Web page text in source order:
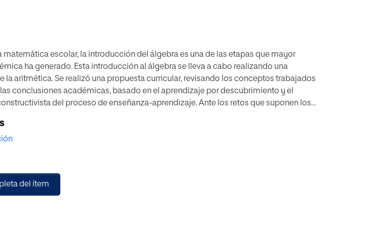
matemática escolar, la introducción del álgebra es una de las etapas que mayor
ha generado. Esta introducción al álgebra se lleva a cabo realizando una
la aritmética. Se realizó una propuesta curricular, revisando los conceptos trabajados
conclusiones académicas, basado en el aprendizaje por descubrimiento y el
del proceso de enseñanza-aprendizaje. Ante los retos que suponen los
que los alumnos pudieran experimentar el significado de ese cambio de los
En este contexto, se estudió la idoneidad de aplicar los postulados de la
método de trabajo, su idoneidad y marco de adaptación. Se concluyó que dotar
del ítem